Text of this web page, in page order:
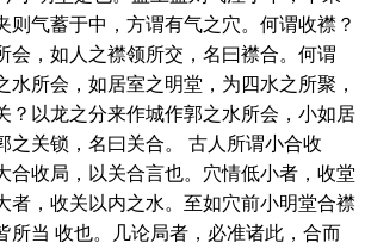
则气蓄于中，方谓有气之穴。何谓收襟？
会，如人之襟领所交，名曰襟合。何谓
水所会，如居室之明堂，为四水之所聚，
？以龙之分来作城作郭之水所会，小如居
之关锁，名曰关合。 古人所谓小合收
合收局，以关合言也。穴情低小者，收堂
者，收关以内之水。至如穴前小明堂合襟
所当 收也。几论局者，必准诸此，合而